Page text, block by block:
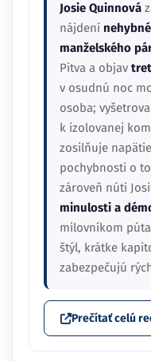
Josie Quinnová
nájdení
manželského
Pitva a objav
v osudnú noc
osoba;
k izolovanej
zosilňuje
pochybnosti o
zároveň núti
minulosti a
milovníkom
štýl, krátke
zabezpečujú
Prečítať celú